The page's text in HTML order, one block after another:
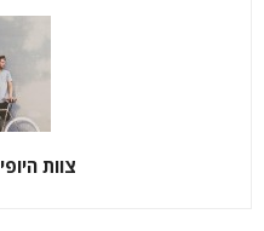
צוות היופי beauty-d